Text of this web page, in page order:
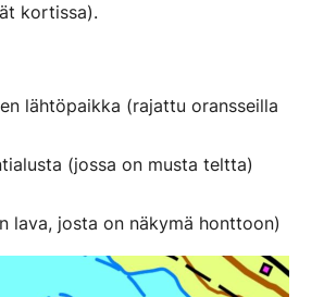
kortissa).
lähtöpaikka (rajattu oransseilla
(jossa on musta teltta)
lava, josta on näkymä honttoon)